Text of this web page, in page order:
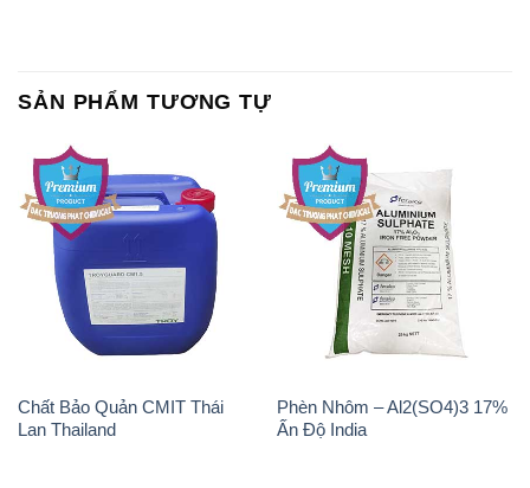
SẢN PHẨM TƯƠNG TỰ
Chất Bảo Quản CMIT Thái
Lan Thailand
Phèn Nhôm – Al2(SO4)3 17%
Ấn Độ India